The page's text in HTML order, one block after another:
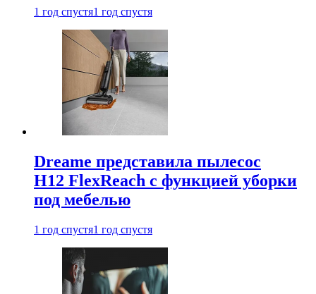
1 год спустя1 год спустя
Dreame представила пылесос
H12 FlexReach с функцией уборки
под мебелью
1 год спустя1 год спустя